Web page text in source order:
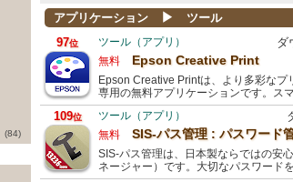
(84)
アプリケーション ▶ ツール
97位 ツール（アプリ） ダ
無料 Epson Creative Print
Epson Creative Printは、より多彩な
専用の無料アプリケーションです。ス
109位 ツール（アプリ）
無料 SIS-パス管理 : パスワード
SIS-パス管理は、日本製ならではの安
ネージャー）です。大切なパスワード